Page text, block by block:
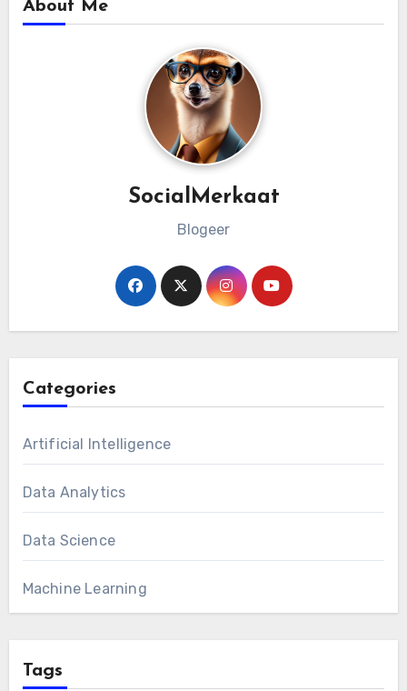
About Me
SocialMerkaat
Blogeer
Categories
Artificial Intelligence
Data Analytics
Data Science
Machine Learning
Tags